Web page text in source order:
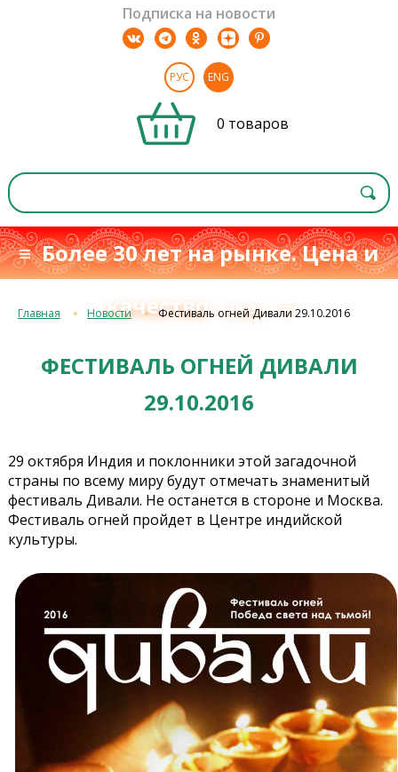
Подписка на новости
РУС ENG
0 товаров
≡ Более 30 лет на рынке. Цена и
качествос 1993 г.≡
Главная Новости Фестиваль огней Дивали 29.10.2016
ФЕСТИВАЛЬ ОГНЕЙ ДИВАЛИ
29.10.2016
29 октября Индия и поклонники этой загадочной
страны по всему миру будут отмечать знаменитый
фестиваль Дивали. Не останется в стороне и Москва.
Фестиваль огней пройдет в Центре индийской
культуры.